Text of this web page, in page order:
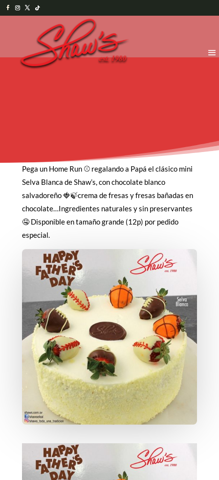
Pega un Home Run ⚾️ regalando a Papá el clásico mini
Selva Blanca de Shaw’s, con chocolate blanco
salvadoreño 🍓🍃crema de fresas y fresas bañadas en
chocolate…Ingredientes naturales y sin preservantes
🤤 Disponible en tamaño grande (12p) por pedido
especial.